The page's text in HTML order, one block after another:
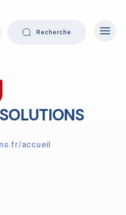
Recherche
accueil